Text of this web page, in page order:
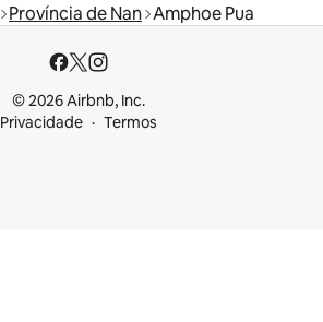
Província de Nan Amphoe Pua
© 2026 Airbnb, Inc.
Privacidade
Termos